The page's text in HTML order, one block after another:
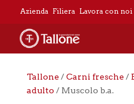
Azienda Filiera Lavora con noi
Tallone/Carni fresche/
adulto / Muscolo b.a.